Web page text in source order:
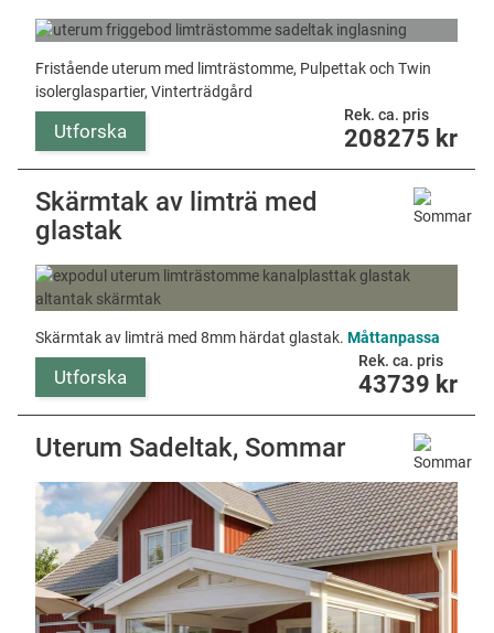
Fristående uterum med limträstomme, Pulpettak och Twin
isolerglaspartier, Vinterträdgård
Utforska
Rek. ca. pris
208275 kr
Skärmtak av limträ med
glastak
Skärmtak av limträ med 8mm härdat glastak. Måttanpassa
Utforska
Rek. ca. pris
43739 kr
Uterum Sadeltak, Sommar